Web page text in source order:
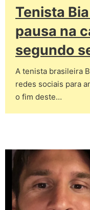
Tenista
pausa na
segundo
A tenista brasileira
redes sociais para
o fim deste…